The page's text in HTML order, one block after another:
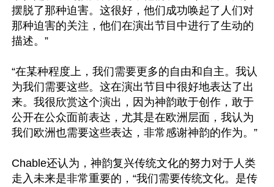
摆脱了那种迫害。这很好，他们成功唤起了人们对
那种迫害的关注，他们在演出节目中进行了生动的
描述。”
“在某种程度上，我们需要更多的自由和自主。我认
为我们需要这些。这在演出节目中很好地表达了出
来。我很欣赏这个演出，因为神韵敢于创作，敢于
公开在公众面前表达，尤其是在欧洲层面，我认为
我们欧洲也需要这些表达，非常感谢神韵的作为。”
Chable还认为，神韵复兴传统文化的努力对于人类
走入未来是非常重要的，“我们需要传统文化。是传